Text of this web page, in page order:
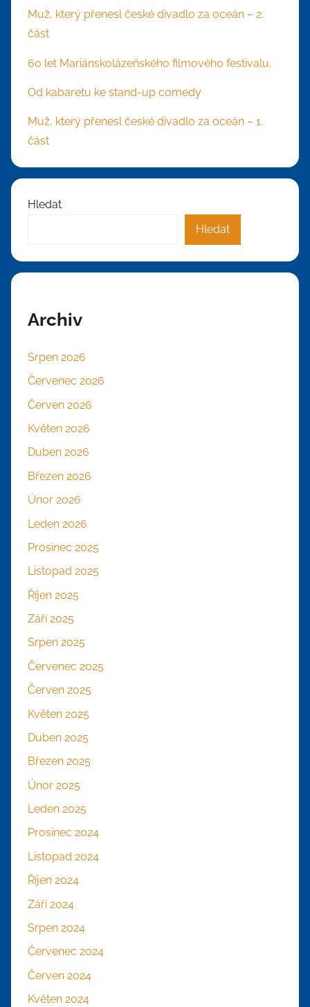
Muž, který přenesl české divadlo za oceán – 2.
část
60 let Mariánskolázeňského filmového festivalu.
Od kabaretu ke stand-up comedy
Muž, který přenesl české divadlo za oceán – 1.
část
Hledat
Hledat
Archiv
Srpen 2026
Červenec 2026
Červen 2026
Květen 2026
Duben 2026
Březen 2026
Únor 2026
Leden 2026
Prosinec 2025
Listopad 2025
Říjen 2025
Září 2025
Srpen 2025
Červenec 2025
Červen 2025
Květen 2025
Duben 2025
Březen 2025
Únor 2025
Leden 2025
Prosinec 2024
Listopad 2024
Říjen 2024
Září 2024
Srpen 2024
Červenec 2024
Červen 2024
Květen 2024